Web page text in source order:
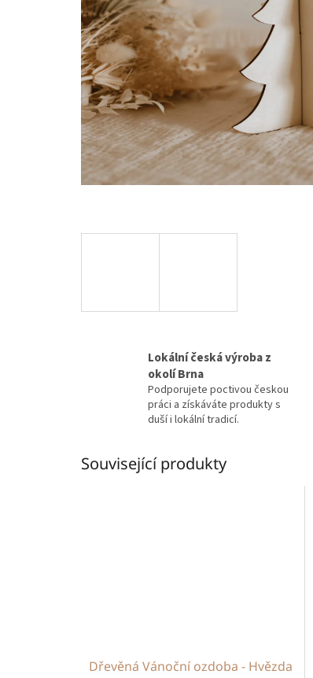
Lokální česká výroba z
okolí Brna
Podporujete poctivou českou
práci a získáváte produkty s
duší i lokální tradicí.
Související produkty
Dřevěná Vánoční ozdoba - Hvězda